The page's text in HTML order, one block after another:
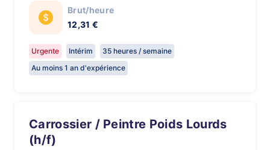
Brut/heure
12,31 €
Urgente Intérim
35 heures / semaine
Au moins 1 an d'expérience
Carrossier / Peintre Poids Lourds
(h/f)